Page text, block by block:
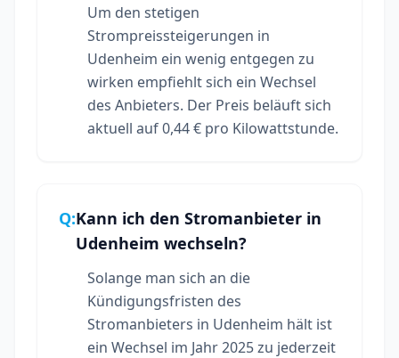
Um den stetigen
Strompreissteigerungen in
Udenheim ein wenig entgegen zu
wirken empfiehlt sich ein Wechsel
des Anbieters. Der Preis beläuft sich
aktuell auf 0,44 € pro Kilowattstunde.
Q:Kann ich den Stromanbieter in
Udenheim wechseln?
Solange man sich an die
Kündigungsfristen des
Stromanbieters in Udenheim hält ist
ein Wechsel im Jahr 2025 zu jederzeit